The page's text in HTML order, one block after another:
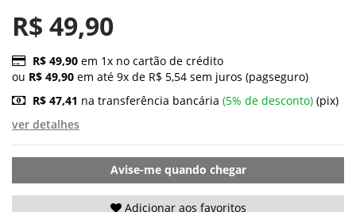
R$ 49,90
R$ 49,90 em 1x no cartão de crédito
ou R$ 49,90 em até 9x de R$ 5,54 sem juros (pagseguro)
R$ 47,41 na transferência bancária (5% de desconto) (pix)
ver detalhes
Avise-me quando chegar
Adicionar aos favoritos